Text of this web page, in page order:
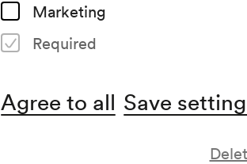
Marketing
Required
Agree to all Save